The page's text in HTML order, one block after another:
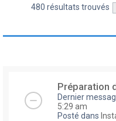
480 résultats trouvés
Préparation
Dernier
5:29 am
Posté dans